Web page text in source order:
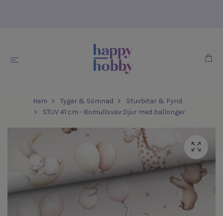
Hem Tyger & Sömnad
Stuvbitar & Fynd
STUV 41 cm - Bomullsväv Djur med ballonger